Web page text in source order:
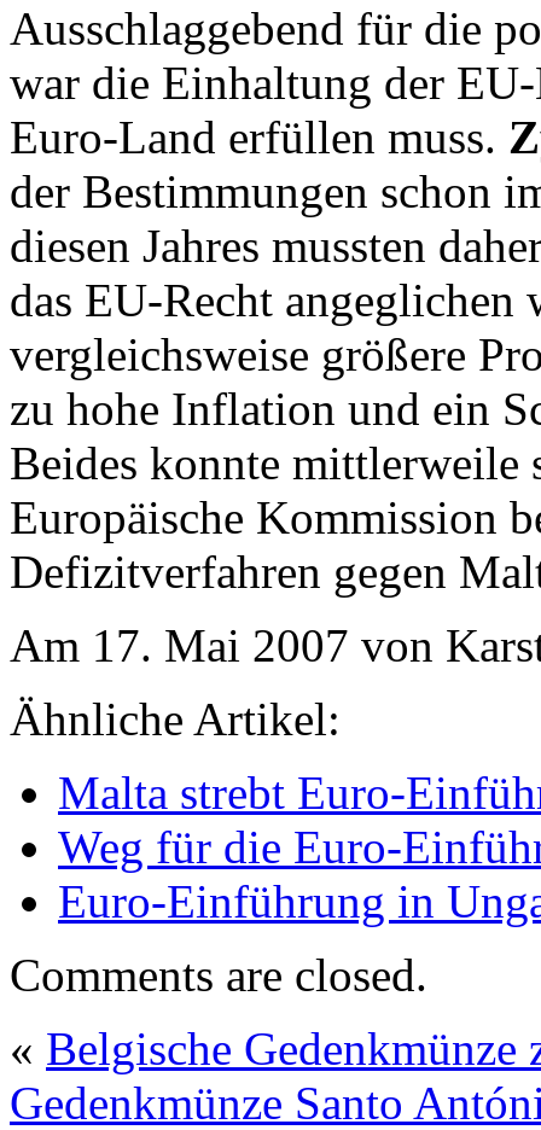
Ausschlaggebend für die
war die Einhaltung der
Euro-Land erfüllen muss.
der Bestimmungen schon
diesen Jahres mussten
das EU-Recht angeglichen
vergleichsweise größere
zu hohe Inflation und ein
Beides konnte mittlerweile
Europäische Kommission
Defizitverfahren gegen
Am 17. Mai 2007 von
Ähnliche Artikel:
Malta strebt Euro-
Weg für die Euro-
Euro-Einführung in
Comments are closed.
« Belgische Gedenkmünze
Gedenkmünze Santo